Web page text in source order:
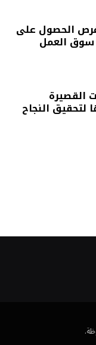
الحصول على
سوق العمل
القصيرة
النجاح